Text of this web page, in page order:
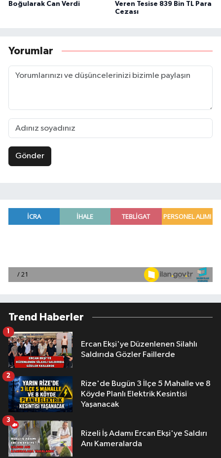
Boğularak Can Verdi
Veren Tesise 839 Bin TL Para
Cezası
Yorumlar
Gönder
Trend Haberler
Ercan Ekşi'ye Düzenlenen Silahlı
Saldırıda Gözler Faillerde
1
Rize'de Bugün 3 İlçe 5 Mahalle ve 8
Köyde Planlı Elektrik Kesintisi
Yaşanacak
2
Rizeli İş Adamı Ercan Ekşi'ye Saldırı
Anı Kameralarda
3